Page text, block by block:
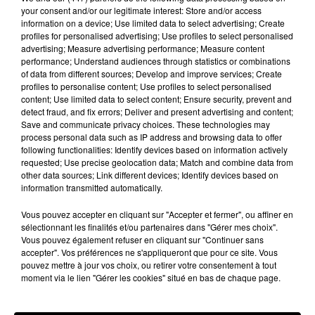
que la ville de Sarlat les a répertorié sur vidéo sur
son facebook.
</p
your consent and/or our legitimate interest: Store and/or access
information on a device; Use limited data to select advertising; Create
profiles for personalised advertising; Use profiles to select personalised
advertising; Measure advertising performance; Measure content
performance; Understand audiences through statistics or combinations
of data from different sources; Develop and improve services; Create
profiles to personalise content; Use profiles to select personalised
content; Use limited data to select content; Ensure security, prevent and
detect fraud, and fix errors; Deliver and present advertising and content;
Save and communicate privacy choices. These technologies may
process personal data such as IP address and browsing data to offer
following functionalities: Identify devices based on information actively
requested; Use precise geolocation data; Match and combine data from
other data sources; Link different devices; Identify devices based on
information transmitted automatically.
Vous pouvez accepter en cliquant sur "Accepter et fermer", ou affiner en
sélectionnant les finalités et/ou partenaires dans "Gérer mes choix".
Vous pouvez également refuser en cliquant sur "Continuer sans
accepter". Vos préférences ne s'appliqueront que pour ce site. Vous
pouvez mettre à jour vos choix, ou retirer votre consentement à tout
moment via le lien "Gérer les cookies" situé en bas de chaque page.